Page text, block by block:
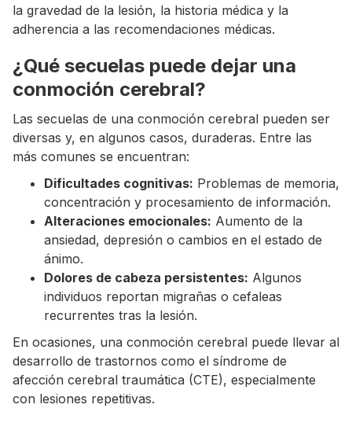
la gravedad de la lesión, la historia médica y la
adherencia a las recomendaciones médicas.
¿Qué secuelas puede dejar una
conmoción cerebral?
Las secuelas de una conmoción cerebral pueden ser
diversas y, en algunos casos, duraderas. Entre las
más comunes se encuentran:
Dificultades cognitivas: Problemas de memoria,
concentración y procesamiento de información.
Alteraciones emocionales: Aumento de la
ansiedad, depresión o cambios en el estado de
ánimo.
Dolores de cabeza persistentes: Algunos
individuos reportan migrañas o cefaleas
recurrentes tras la lesión.
En ocasiones, una conmoción cerebral puede llevar al
desarrollo de trastornos como el síndrome de
afección cerebral traumática (CTE), especialmente
con lesiones repetitivas.